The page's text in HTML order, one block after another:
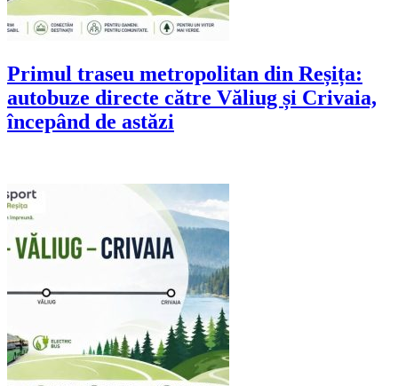
Primul traseu metropolitan din Reșița:
autobuze directe către Văliug și Crivaia,
începând de astăzi